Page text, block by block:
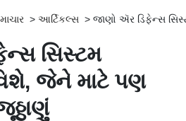
> આર્ટિકલ્સ > જાણો ઍર ડિફેન્સ
સિસ્ટમ
જેને માટે પણ